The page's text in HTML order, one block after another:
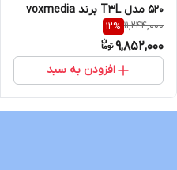
520 مدل T3L برند voxmedia
11,244,000
12%
9,852,000
افزودن به سبد